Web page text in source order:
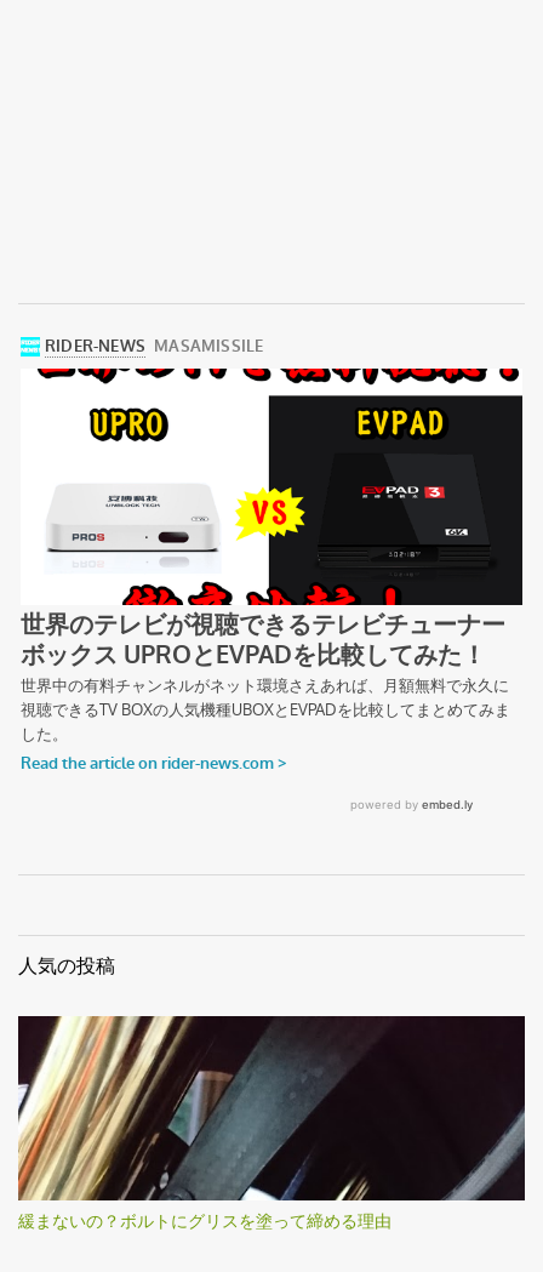
人気の投稿
緩まないの？ボルトにグリスを塗って締める理由